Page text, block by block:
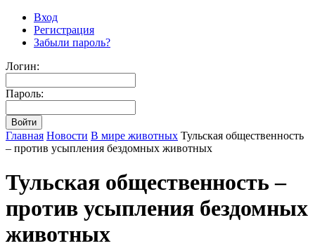
Вход
Регистрация
Забыли пароль?
Логин:
Пароль:
Главная Новости В мире животных Тульская общественность
– против усыпления бездомных животных
Тульская общественность –
против усыпления бездомных
животных